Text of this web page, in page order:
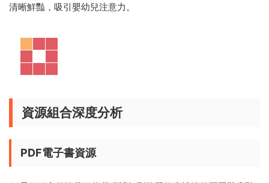
清晰鮮豔，吸引嬰幼兒注意力。
資源組合深度分析
PDF電子書資源